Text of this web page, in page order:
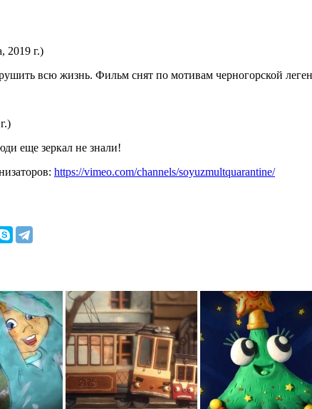
2019 г.)
всю жизнь. Фильм снят по мотивам черногорской
еще зеркал не знали!
https://vimeo.com/channels/soyuzmultquarantine/